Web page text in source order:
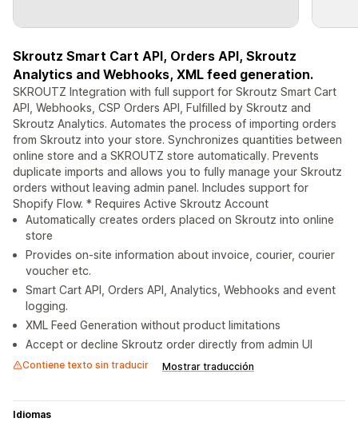
Skroutz Smart Cart API, Orders API, Skroutz
Analytics and Webhooks, XML feed generation.
SKROUTZ Integration with full support for Skroutz Smart Cart
API, Webhooks, CSP Orders API, Fulfilled by Skroutz and
Skroutz Analytics. Automates the process of importing orders
from Skroutz into your store. Synchronizes quantities between
online store and a SKROUTZ store automatically. Prevents
duplicate imports and allows you to fully manage your Skroutz
orders without leaving admin panel. Includes support for
Shopify Flow. * Requires Active Skroutz Account
Automatically creates orders placed on Skroutz into online
store
Provides on-site information about invoice, courier, courier
voucher etc.
Smart Cart API, Orders API, Analytics, Webhooks and event
logging.
XML Feed Generation without product limitations
Accept or decline Skroutz order directly from admin UI
Contiene texto sin traducir Mostrar traducción
Idiomas